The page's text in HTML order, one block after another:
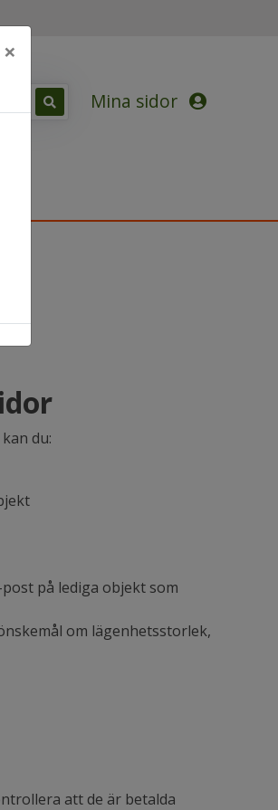
Mina sidor
du:
på lediga objekt som
om lägenhetsstorlek,
att de är betalda
×